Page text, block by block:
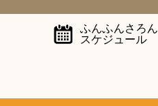
ふんふんさろん
スケジュール